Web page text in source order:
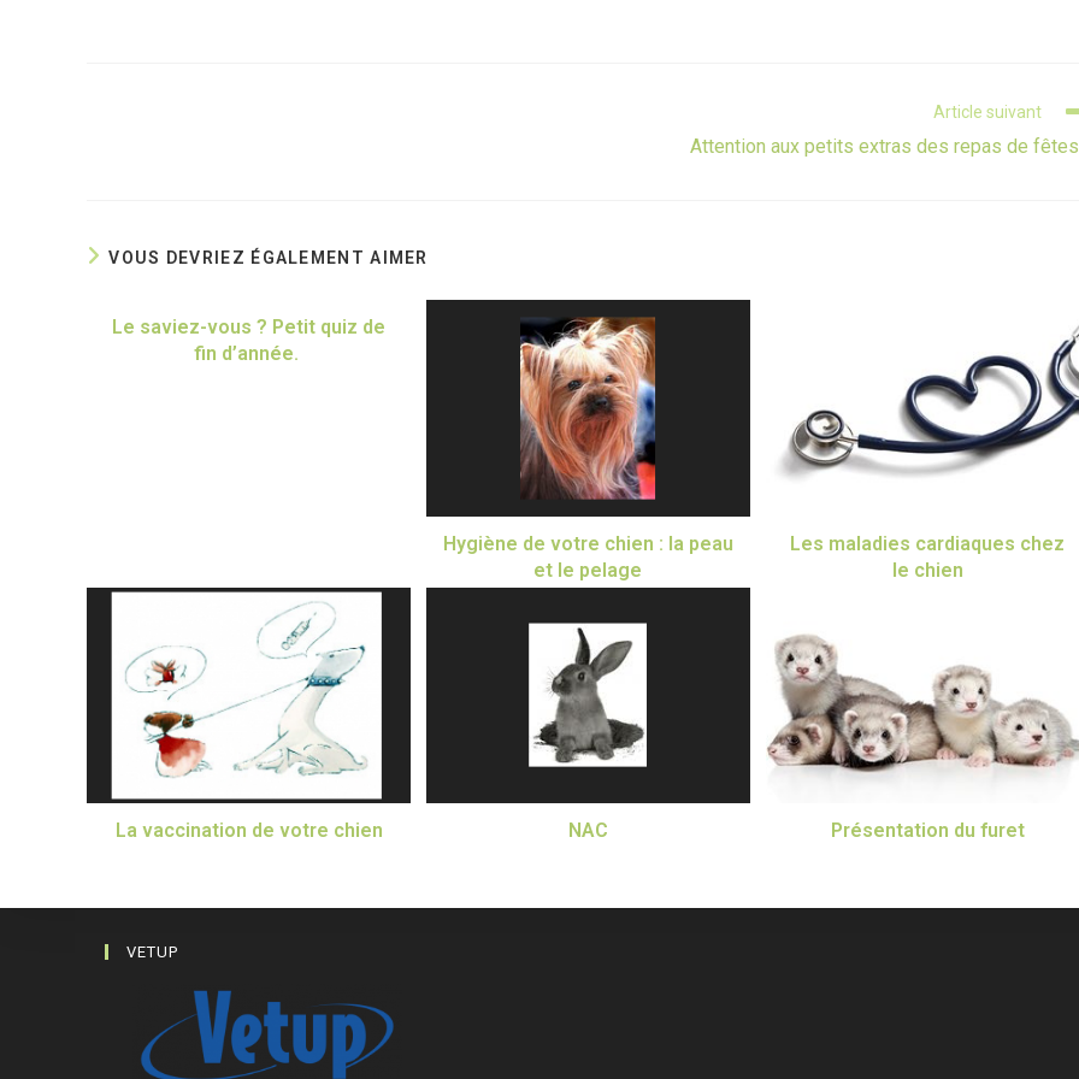
Article suivant
Attention aux petits extras des repas de
VOUS DEVRIEZ ÉGALEMENT AIMER
Le saviez-vous ? Petit quiz de
fin d’année.
Hygiène de votre chien : la peau
et le pelage
Les maladies cardiaques chez
le chien
La vaccination de votre chien NAC Présentation du furet
VETUP